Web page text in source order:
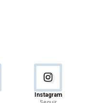
Instagram